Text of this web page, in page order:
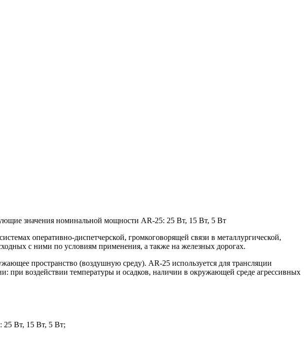
значения номинальной мощности AR-25: 25 Вт, 15 Вт, 5 Вт
оперативно-диспетчерской, громкоговорящей связи в металлургической,
с ними по условиям применения, а также на железных дорогах.
пространство (воздушную среду). AR-25 используется для трансляции
воздействии температуры и осадков, наличии в окружающей среде агрессивных
25 Вт, 15 Вт, 5 Вт;